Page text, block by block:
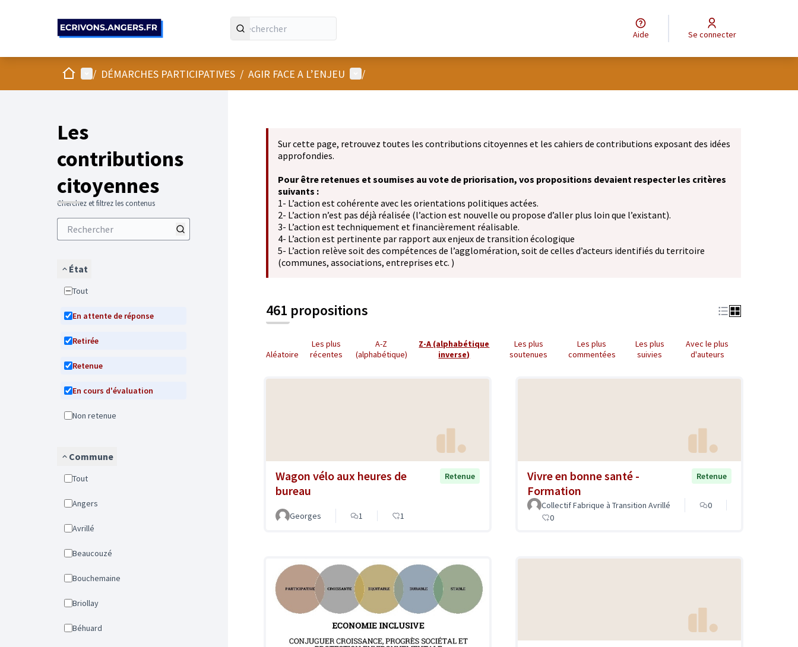
Aide Se connecter
AccueilMenu principal
/ DÉMARCHES PARTICIPATIVES / AGIR FACE A L’ENJEU Menu utilisateur
/
Les
contributions
citoyennes
Cherchez et filtrez les contenus
État
Tout
En attente de réponse
Retirée
Retenue
En cours d'évaluation
Non retenue
Commune
Tout
Angers
Avrillé
Beaucouzé
Bouchemaine
Briollay
Béhuard
Sur cette page, retrouvez toutes les contributions citoyennes et les cahiers de contributions exposant des idées
approfondies.
Pour être retenues et soumises au vote de priorisation, vos propositions devaient respecter les critères
suivants :
1- L’action est cohérente avec les orientations politiques actées.
2- L’action n’est pas déjà réalisée (l’action est nouvelle ou propose d’aller plus loin que l’existant).
3- L’action est techniquement et financièrement réalisable.
4- L’action est pertinente par rapport aux enjeux de transition écologique
5- L’action relève soit des compétences de l’agglomération, soit de celles d’acteurs identifiés du territoire
(communes, associations, entreprises etc. )
461 propositions
Aléatoire
Les plus
récentes
A-Z
(alphabétique)
Z-A (alphabétique
inverse)
Les plus
soutenues
Les plus
commentées
Les plus
suivies
Avec le plus
d'auteurs
Wagon vélo aux heures de
bureau
Retenue
Georges 1 1
Vivre en bonne santé -
Formation
Retenue
Collectif Fabrique à Transition Avrillé
0
0